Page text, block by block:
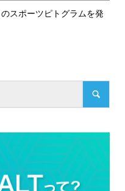
スポーツピトグラムを発